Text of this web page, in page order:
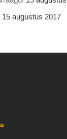
15 augustus 2017